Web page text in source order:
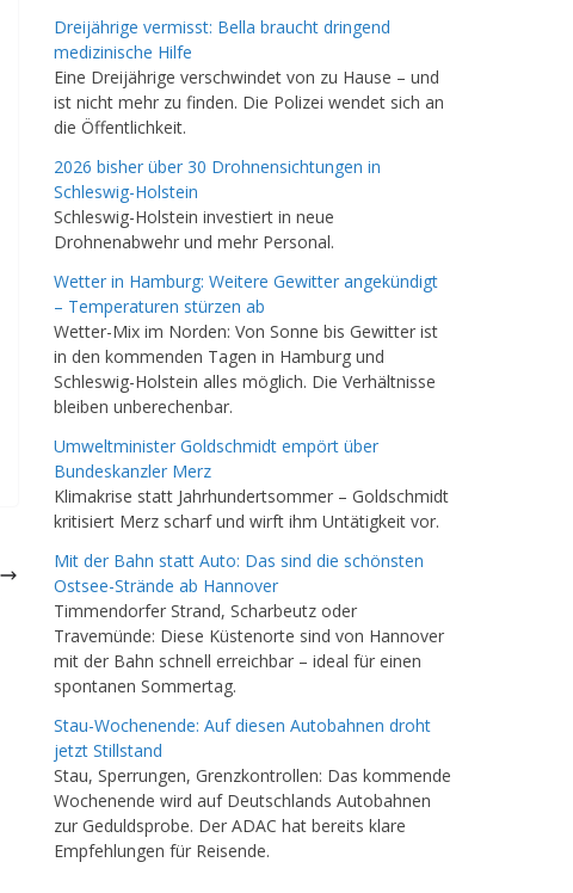
Dreijährige vermisst: Bella braucht dringend
medizinische Hilfe
Eine Dreijährige verschwindet von zu Hause – und
ist nicht mehr zu finden. Die Polizei wendet sich an
die Öffentlichkeit.
2026 bisher über 30 Drohnensichtungen in
Schleswig-Holstein
Schleswig-Holstein investiert in neue
Drohnenabwehr und mehr Personal.
Wetter in Hamburg: Weitere Gewitter angekündigt
– Temperaturen stürzen ab
Wetter-Mix im Norden: Von Sonne bis Gewitter ist
in den kommenden Tagen in Hamburg und
Schleswig-Holstein alles möglich. Die Verhältnisse
bleiben unberechenbar.
Umweltminister Goldschmidt empört über
Bundeskanzler Merz
Klimakrise statt Jahrhundertsommer – Goldschmidt
kritisiert Merz scharf und wirft ihm Untätigkeit vor.
Mit der Bahn statt Auto: Das sind die schönsten
Ostsee-Strände ab Hannover
Timmendorfer Strand, Scharbeutz oder
Travemünde: Diese Küstenorte sind von Hannover
mit der Bahn schnell erreichbar – ideal für einen
spontanen Sommertag.
Stau-Wochenende: Auf diesen Autobahnen droht
jetzt Stillstand
Stau, Sperrungen, Grenzkontrollen: Das kommende
Wochenende wird auf Deutschlands Autobahnen
zur Geduldsprobe. Der ADAC hat bereits klare
Empfehlungen für Reisende.